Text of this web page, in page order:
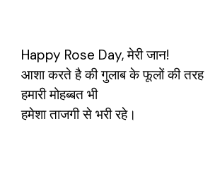
Happy Rose Day, मेरी जान!
आशा करते है की गुलाब के फूलों की तरह
हमारी मोहब्बत भी
हमेशा ताजगी से भरी रहे।